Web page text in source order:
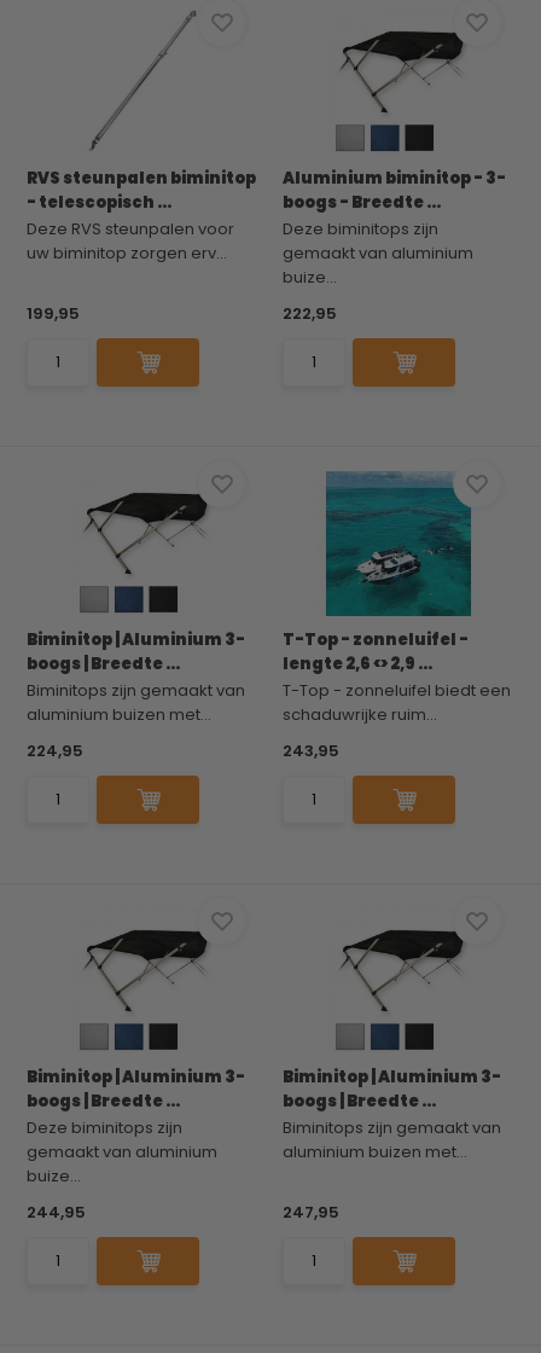
RVS steunpalen biminitop
- telescopisch ...
Deze RVS steunpalen voor
uw biminitop zorgen erv...
199,95
Aluminium biminitop - 3-
boogs - Breedte ...
Deze biminitops zijn
gemaakt van aluminium
buize...
222,95
Biminitop | Aluminium 3-
boogs | Breedte ...
Biminitops zijn gemaakt van
aluminium buizen met...
224,95
T-Top - zonneluifel -
lengte 2,6 <> 2,9 ...
T-Top - zonneluifel biedt een
schaduwrijke ruim...
243,95
Biminitop | Aluminium 3-
boogs | Breedte ...
Deze biminitops zijn
gemaakt van aluminium
buize...
244,95
Biminitop | Aluminium 3-
boogs | Breedte ...
Biminitops zijn gemaakt van
aluminium buizen met...
247,95